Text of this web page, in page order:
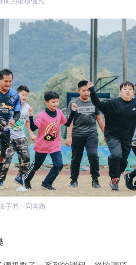
前的敬禮儀式
子們一同奔跑